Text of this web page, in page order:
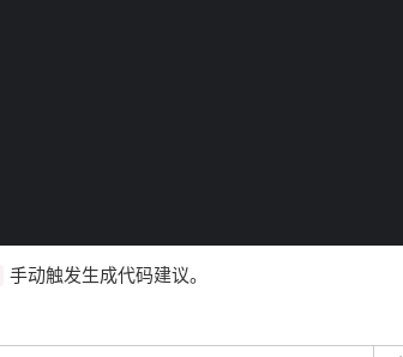
​手动触发生成代码建议。